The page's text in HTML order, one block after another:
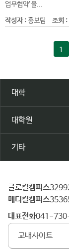
업무협약’을...
작성자 :홍보팀 조회 :
1
대학
대학원
기타
건
양
대
학
글로컬캠퍼스
메디컬캠퍼스
대표전화 041-
교내사이트